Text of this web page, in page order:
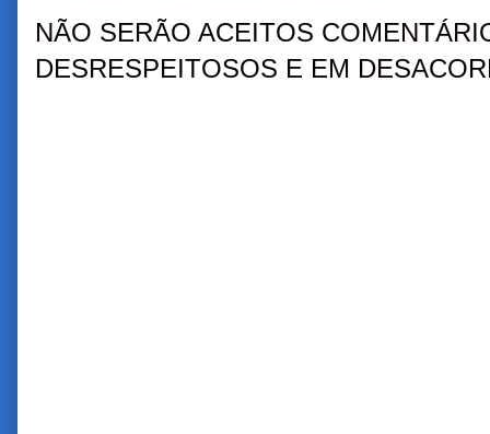
NÃO SERÃO ACEITOS
DESRESPEITOSOS E EM